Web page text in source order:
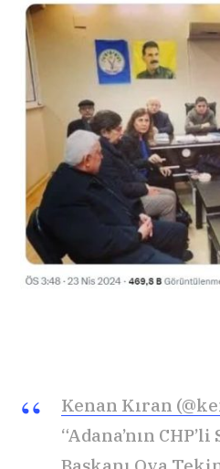
Kenan Kıran
“Adana’nın